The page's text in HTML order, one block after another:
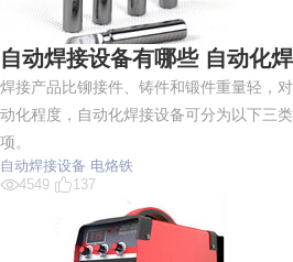
自动焊接设备有哪些 自动化
焊接产品比铆接件、铸件和锻件重量轻，
动化程度，自动化焊接设备可分为以下三
项。
自动焊接设备 电烙铁
4549
137